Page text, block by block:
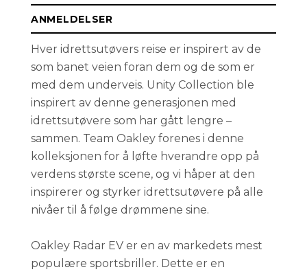
ANMELDELSER
Hver idrettsutøvers reise er inspirert av de
som banet veien foran dem og de som er
med dem underveis. Unity Collection ble
inspirert av denne generasjonen med
idrettsutøvere som har gått lengre –
sammen. Team Oakley forenes i denne
kolleksjonen for å løfte hverandre opp på
verdens største scene, og vi håper at den
inspirerer og styrker idrettsutøvere på alle
nivåer til å følge drømmene sine.
Oakley Radar EV er en av markedets mest
populære sportsbriller. Dette er en